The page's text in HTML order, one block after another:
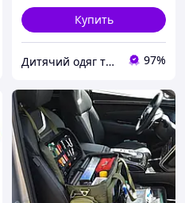
Купить
Дитячий одяг та текстиль Trendy Tot 97%